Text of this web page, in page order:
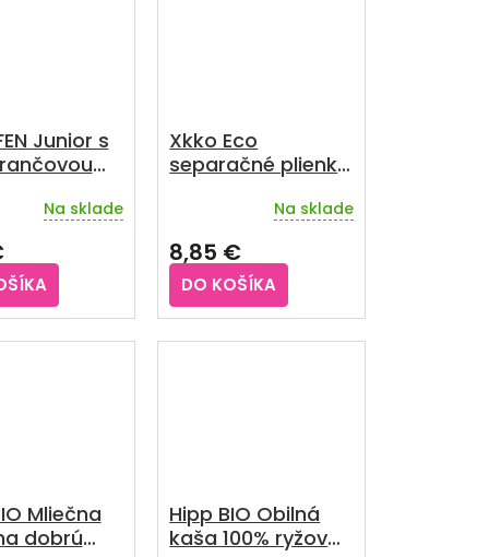
Junior s
Na sklade
Xkko Eco
separačné plienky
Na sklade
8,85 €
DO KOŠÍKA
Mliečna
dobrú
Hipp BIO Obilná
kaša 100% ryžová